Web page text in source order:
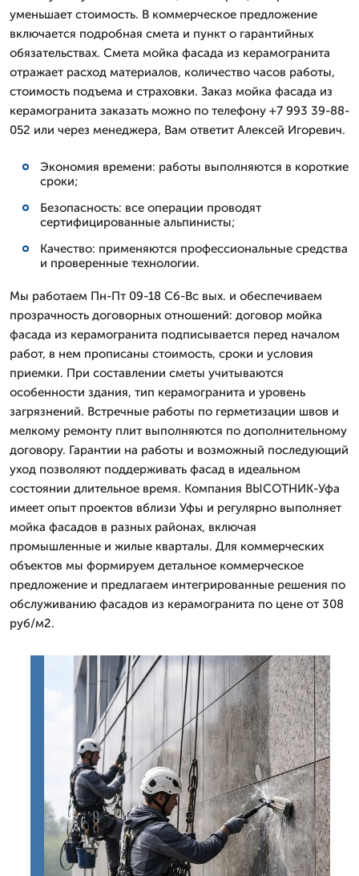
уменьшает стоимость. В коммерческое предложение
включается подробная смета и пункт о гарантийных
обязательствах. Смета мойка фасада из керамогранита
отражает расход материалов, количество часов работы,
стоимость подъема и страховки. Заказ мойка фасада из
керамогранита заказать можно по телефону +7 993 39-88-
052 или через менеджера, Вам ответит Алексей Игоревич.
Экономия времени: работы выполняются в короткие
сроки;
Безопасность: все операции проводят
сертифицированные альпинисты;
Качество: применяются профессиональные средства
и проверенные технологии.
Мы работаем Пн-Пт 09-18 Сб-Вс вых. и обеспечиваем
прозрачность договорных отношений: договор мойка
фасада из керамогранита подписывается перед началом
работ, в нем прописаны стоимость, сроки и условия
приемки. При составлении сметы учитываются
особенности здания, тип керамогранита и уровень
загрязнений. Встречные работы по герметизации швов и
мелкому ремонту плит выполняются по дополнительному
договору. Гарантии на работы и возможный последующий
уход позволяют поддерживать фасад в идеальном
состоянии длительное время. Компания ВЫСОТНИК-Уфа
имеет опыт проектов вблизи Уфы и регулярно выполняет
мойка фасадов в разных районах, включая
промышленные и жилые кварталы. Для коммерческих
объектов мы формируем детальное коммерческое
предложение и предлагаем интегрированные решения по
обслуживанию фасадов из керамогранита по цене от 308
руб/м2.